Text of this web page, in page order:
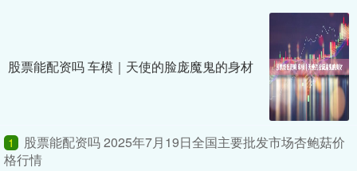
股票能配资吗 车模｜天使的脸庞魔鬼的身材
1
股票能配资吗 2025年7月19日全国主要批发市场杏鲍菇价
格行情